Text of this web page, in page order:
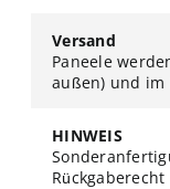
Versand
Paneele
außen) und im
HINWEIS